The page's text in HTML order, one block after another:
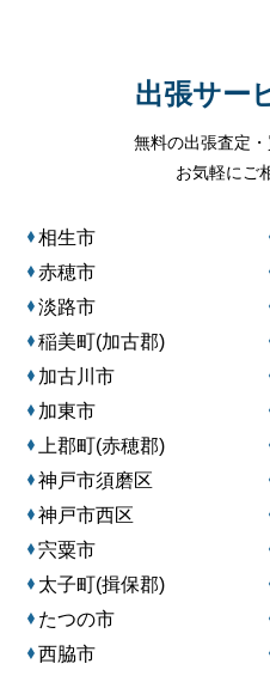
出張サー
無料の出張査定・
お気軽にご
相生市
赤穂市
淡路市
稲美町(加古郡)
加古川市
加東市
上郡町(赤穂郡)
神戸市須磨区
神戸市西区
宍粟市
太子町(揖保郡)
たつの市
西脇市